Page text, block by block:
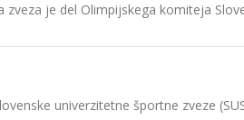
je del Olimpijskega komiteja
univerzitetne športne zveze